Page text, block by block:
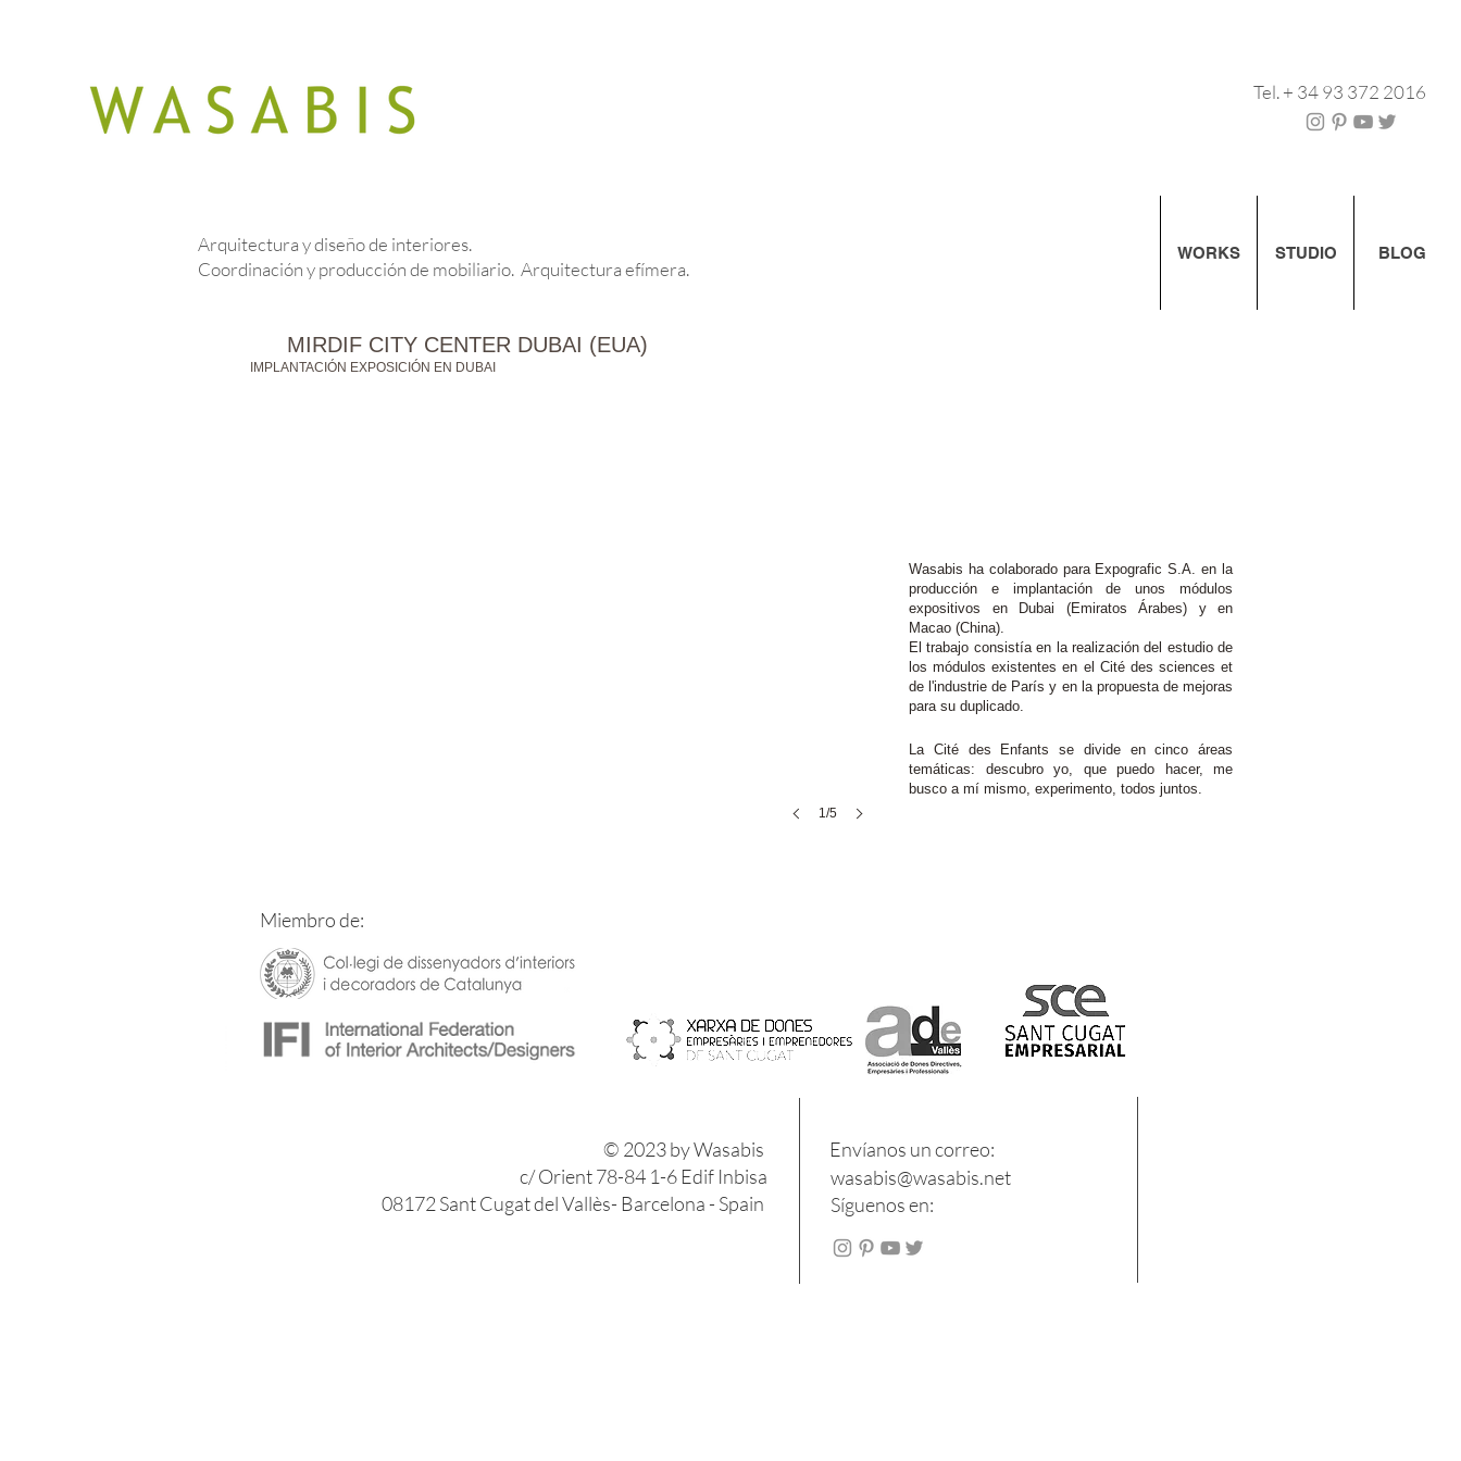
Tel. + 34 93 372 2016
Arquitectura y diseño de interiores.
Coordinación y producción de mobiliario. Arquitectura efímera.
IMPLANTACIÓN EXPOSICIÓN EN DUBAI
MIRDIF CITY CENTER DUBAI (EUA)
1/5
Wasabis ha colaborado para Expografic S.A. en la
producción e implantación de unos módulos
expositivos en Dubai (Emiratos Árabes) y en
Macao (China).
El trabajo consistía en la realización del estudio de
los módulos existentes en el Cité des sciences et
de l'industrie de París y en la propuesta de mejoras
para su duplicado.
La Cité des Enfants se divide en cinco áreas
temáticas: descubro yo, que puedo hacer, me
busco a mí mismo, experimento, todos juntos.
WORKS STUDIO BLOG
Miembro de:
​​© 2023 by Wasabis
c/ Orient 78-84 1-6 Edif Inbisa
08172 Sant Cugat del Vallès- Barcelona - Spain
Envíanos un correo:
wasabis@wasabis.net
Síguenos en: